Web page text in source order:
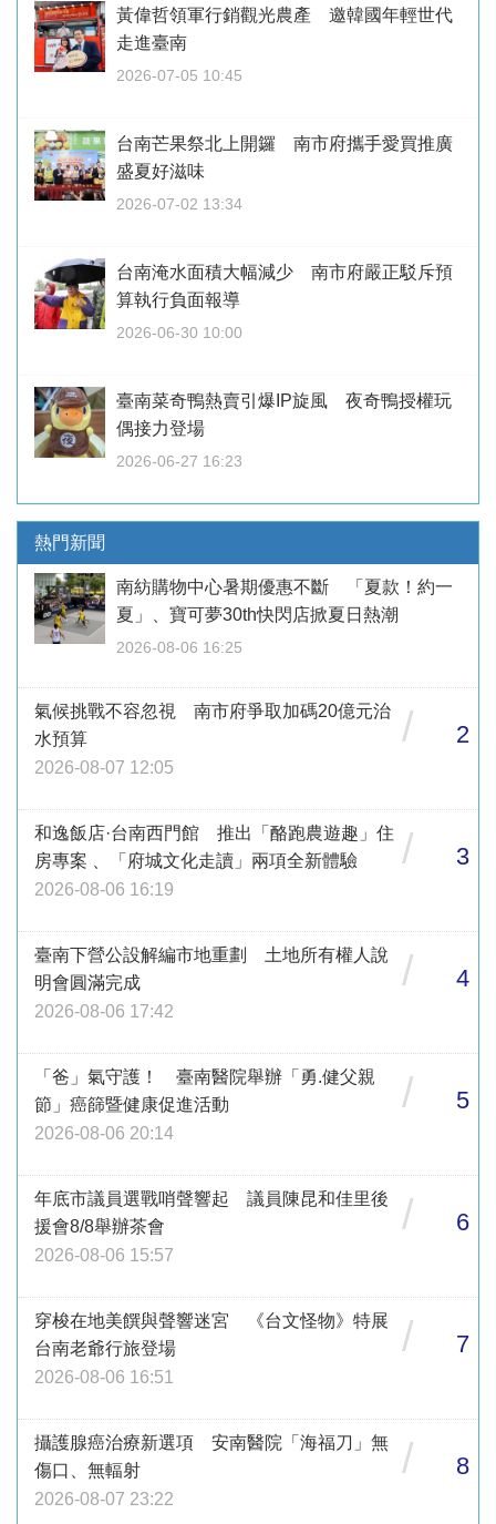
黃偉哲領軍行銷觀光農產 邀韓國年輕世代
走進臺南
2026-07-05 10:45
台南芒果祭北上開鑼 南市府攜手愛買推廣
盛夏好滋味
2026-07-02 13:34
台南淹水面積大幅減少 南市府嚴正駁斥預
算執行負面報導
2026-06-30 10:00
臺南菜奇鴨熱賣引爆IP旋風 夜奇鴨授權玩
偶接力登場
2026-06-27 16:23
熱門新聞
南紡購物中心暑期優惠不斷 「夏款！約一
夏」、寶可夢30th快閃店掀夏日熱潮
2026-08-06 16:25
氣候挑戰不容忽視 南市府爭取加碼20億元治
水預算
2026-08-07 12:05
/ 2
和逸飯店·台南西門館 推出「酪跑農遊趣」住
房專案 、「府城文化走讀」兩項全新體驗
2026-08-06 16:19
/ 3
臺南下營公設解編市地重劃 土地所有權人說
明會圓滿完成
2026-08-06 17:42
/ 4
「爸」氣守護！ 臺南醫院舉辦「勇.健父親
節」癌篩暨健康促進活動
2026-08-06 20:14
/ 5
年底市議員選戰哨聲響起 議員陳昆和佳里後
援會8/8舉辦茶會
2026-08-06 15:57
/ 6
穿梭在地美饌與聲響迷宮 《台文怪物》特展
台南老爺行旅登場
2026-08-06 16:51
/ 7
攝護腺癌治療新選項 安南醫院「海福刀」無
傷口、無輻射
2026-08-07 23:22
/ 8